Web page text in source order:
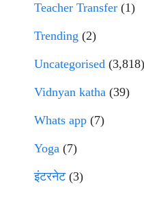
Teacher Transfer (1)
Trending (2)
Uncategorised (3,818)
Vidnyan katha (39)
Whats app (7)
Yoga (7)
इंटरनेट(3)